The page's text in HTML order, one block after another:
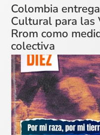
Colombia
Cultural para las
Rrom como
colectiva